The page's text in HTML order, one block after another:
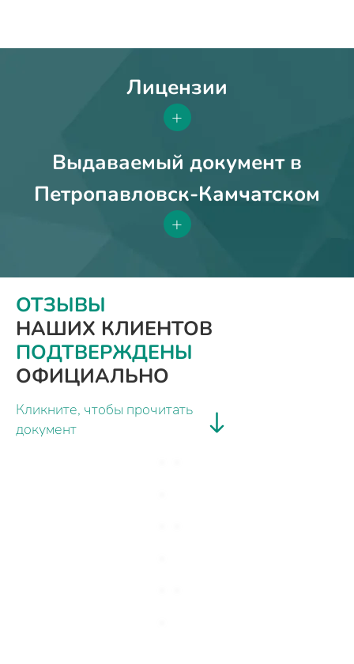
Лицензии
+
Выдаваемый документ в
Петропавловск-Камчатском
+
ОТЗЫВЫ
НАШИХ КЛИЕНТОВ
ПОДТВЕРЖДЕНЫ
ОФИЦИАЛЬНО
Кликните, чтобы прочитать
документ